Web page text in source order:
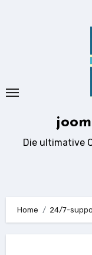
Die ultimative
Home 24/7-